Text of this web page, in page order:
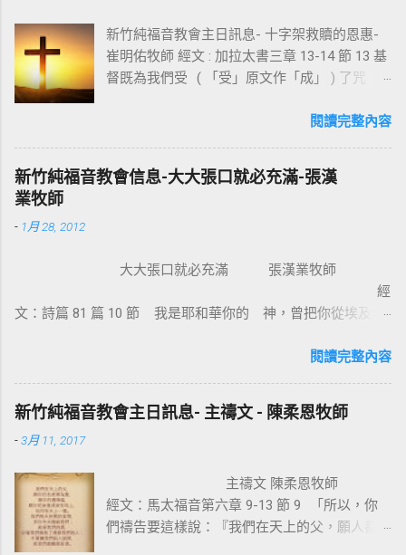
新竹純福音教會主日訊息- 十字架救贖的恩惠-
崔明佑牧師 經文 : 加拉太書三章 13-14 節 13 基
督既為我們受 ( 「受」原文作「成」 ) 了咒
著：「凡掛在木頭上都是被咒詛的。」 14 這
人，使我們因信得著所應許的聖靈。 基督教
信仰的核心是十字架，不管我們的知識理念如
穌基督並祂釘十字架，我不傳別的。今天我們
所需要的，就是耶穌基督並祂釘十字架。保羅
說耶穌基督就是神的智慧、神的能力，我們是
基督裡，他就是新造的人，舊事已過，都變成
新的了。 在基督裡成為新造的人有兩個意義：
一是修理舊的，使它能像新的一樣；二是把舊
的全部拆毀，再重新建立，根本上就完全改
獨十字架的大能才能讓我們改變，也就是神的
智慧與能力，因著耶穌基督，十字架也成為愛
與犧牲的象徵。 一個真正體會耶穌基督救贖
閱讀完整內容
新竹純福音教會信息-大大張口就必充滿-張漢
業牧師
- 1月 28, 2012
大大張口就必充滿 張漢業牧師
經
文：詩篇 81 篇 10 節 我是耶和華你的 神，曾把你從埃及地
張口？因為我們要得著救恩、恩典、醫治和救贖。耶穌把撒瑪
知我素來所行的一切。她就到城裏跟眾人作見證：「這位耶
穌，祂把我素來所行的，都說出來了」。彼得和約翰到美門
口，看見一位生來瘸腿的，彼得說：【 金和銀我都没有，只把
人就站起來，跳著敬拜讚美 神 】。我相信這人見到人就會大聲
的說：「各位親戚朋友，我本來是瘸腿不能行走的，但我已經
得到醫治了」。 神喜歡我們大大張口，因為祂喜歡我們把內心
閱讀完整內容
新竹純福音教會主日訊息- 主禱文 - 陳柔恩牧師
-3月 11, 2017
主禱文 陳柔恩牧師
經文：馬太福音第六章 9-13 節 9 「所以，你
們禱告要這樣說：『我們在天上的父，願人都